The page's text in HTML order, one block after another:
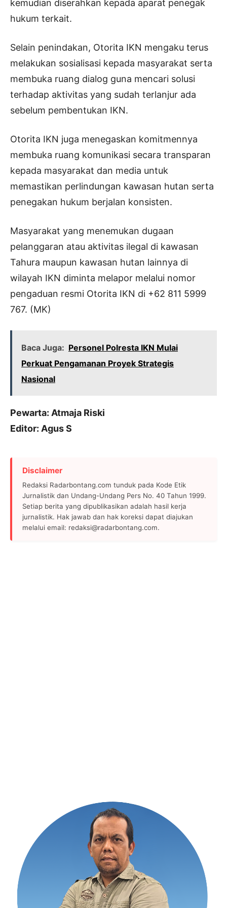
kemudian diserahkan kepada aparat penegak
hukum terkait.
Selain penindakan, Otorita IKN mengaku terus
melakukan sosialisasi kepada masyarakat serta
membuka ruang dialog guna mencari solusi
terhadap aktivitas yang sudah terlanjur ada
sebelum pembentukan IKN.
Otorita IKN juga menegaskan komitmennya
membuka ruang komunikasi secara transparan
kepada masyarakat dan media untuk
memastikan perlindungan kawasan hutan serta
penegakan hukum berjalan konsisten.
Masyarakat yang menemukan dugaan
pelanggaran atau aktivitas ilegal di kawasan
Tahura maupun kawasan hutan lainnya di
wilayah IKN diminta melapor melalui nomor
pengaduan resmi Otorita IKN di +62 811 5999
767. (MK)
Baca Juga: Personel Polresta IKN Mulai
Perkuat Pengamanan Proyek Strategis
Nasional
Pewarta: Atmaja Riski
Editor: Agus S
Disclaimer
Redaksi Radarbontang.com tunduk pada Kode Etik
Jurnalistik dan Undang-Undang Pers No. 40 Tahun 1999.
Setiap berita yang dipublikasikan adalah hasil kerja
jurnalistik. Hak jawab dan hak koreksi dapat diajukan
melalui email: redaksi@radarbontang.com.